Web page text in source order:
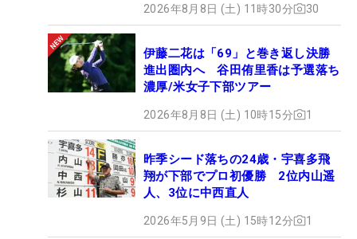
2026年8月8日 (土) 11時30分 30
伊藤二花は「69」と巻き返し決勝
進出圏内へ 谷田侑里香は予選落ち
濃厚/米女子下部ツアー
2026年8月8日 (土) 10時15分 1
昨季シード落ちの24歳・宇喜多飛
翔が下部でプロ初優勝 2位内山遥
人、3位に中西直人
2026年5月9日 (土) 15時12分 1